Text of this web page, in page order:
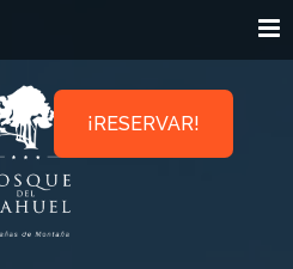
¡RESERVAR!